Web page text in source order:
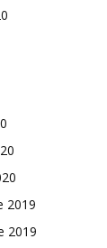
2019
2019